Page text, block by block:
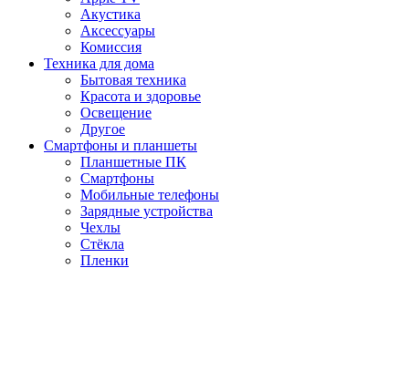
Акустика
Аксессуары
Комиссия
Техника для дома
Бытовая техника
Красота и здоровье
Освещение
Другое
Смартфоны и планшеты
Планшетные ПК
Смартфоны
Мобильные телефоны
Зарядные устройства
Чехлы
Стёкла
Пленки